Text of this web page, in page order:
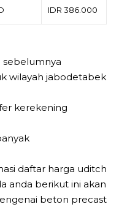
IDR 386.000
sebelumnya
wilayah jabodetabek
kerekening
daftar harga uditch
anda berikut ini akan
beton precast